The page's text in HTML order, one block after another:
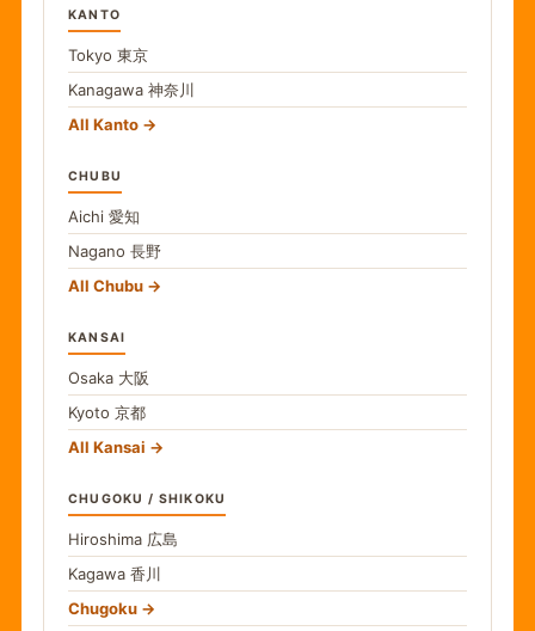
KANTO
Tokyo 東京
Kanagawa 神奈川
All Kanto
CHUBU
Aichi 愛知
Nagano 長野
All Chubu
KANSAI
Osaka 大阪
Kyoto 京都
All Kansai
CHUGOKU / SHIKOKU
Hiroshima 広島
Kagawa 香川
Chugoku